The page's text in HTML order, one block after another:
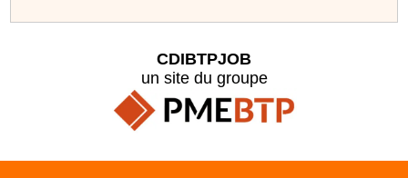
CDIBTPJOB
un site du groupe